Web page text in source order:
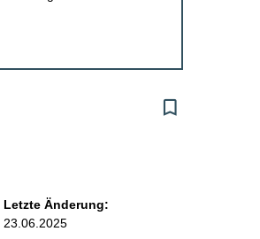
Letzte Änderung:
23.06.2025